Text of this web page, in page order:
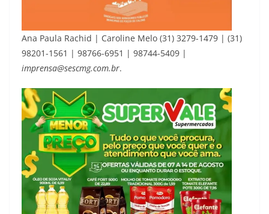
Ana Paula Rachid | Caroline Melo (31) 3279-1479 | (31)
98201-1561 | 98766-6951 | 98744-5409 |
imprensa@sescmg.com.br.